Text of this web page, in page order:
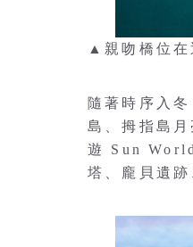
▲親吻橋位
隨著時序入
島、拇指島
遊 Sun
塔、龐貝遺